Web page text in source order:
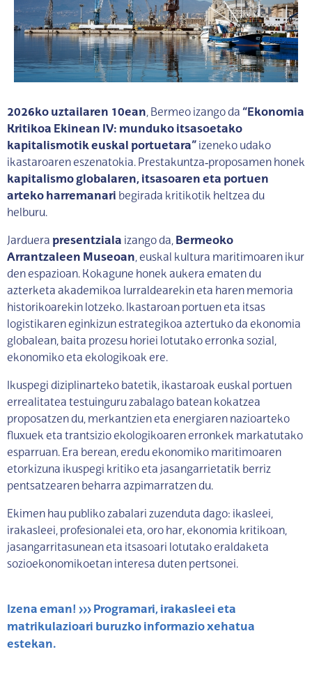
2026ko uztailaren 10ean, Bermeo izango da “Ekonomia
Kritikoa Ekinean IV: munduko itsasoetako
kapitalismotik euskal portuetara” izeneko udako
ikastaroaren eszenatokia. Prestakuntza‑proposamen honek
kapitalismo globalaren, itsasoaren eta portuen
arteko harremanari begirada kritikotik heltzea du
helburu.
Jarduera presentziala izango da, Bermeoko
Arrantzaleen Museoan, euskal kultura maritimoaren ikur
den espazioan. Kokagune honek aukera ematen du
azterketa akademikoa lurraldearekin eta haren memoria
historikoarekin lotzeko. Ikastaroan portuen eta itsas
logistikaren eginkizun estrategikoa aztertuko da ekonomia
globalean, baita prozesu horiei lotutako erronka sozial,
ekonomiko eta ekologikoak ere.
Ikuspegi diziplinarteko batetik, ikastaroak euskal portuen
errealitatea testuinguru zabalago batean kokatzea
proposatzen du, merkantzien eta energiaren nazioarteko
fluxuek eta trantsizio ekologikoaren erronkek markatutako
esparruan. Era berean, eredu ekonomiko maritimoaren
etorkizuna ikuspegi kritiko eta jasangarrietatik berriz
pentsatzearen beharra azpimarratzen du.
Ekimen hau publiko zabalari zuzenduta dago: ikasleei,
irakasleei, profesionalei eta, oro har, ekonomia kritikoan,
jasangarritasunean eta itsasoari lotutako eraldaketa
sozioekonomikoetan interesa duten pertsonei.
Izena eman! >>> Programari, irakasleei eta
matrikulazioari buruzko informazio xehatua
estekan.